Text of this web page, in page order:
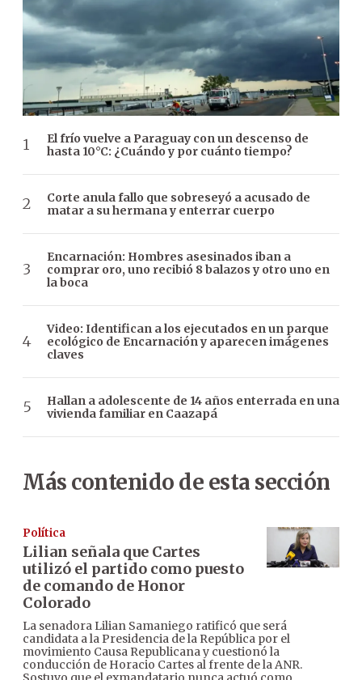
El frío vuelve a Paraguay con un descenso de
hasta 10°C: ¿Cuándo y por cuánto tiempo?
Corte anula fallo que sobreseyó a acusado de
matar a su hermana y enterrar cuerpo
Encarnación: Hombres asesinados iban a
comprar oro, uno recibió 8 balazos y otro uno en
la boca
Video: Identifican a los ejecutados en un parque
ecológico de Encarnación y aparecen imágenes
claves
Hallan a adolescente de 14 años enterrada en una
vivienda familiar en Caazapá
Más contenido de esta sección
Política
Lilian señala que Cartes
utilizó el partido como puesto
de comando de Honor
Colorado
La senadora Lilian Samaniego ratificó que será
candidata a la Presidencia de la República por el
movimiento Causa Republicana y cuestionó la
conducción de Horacio Cartes al frente de la ANR.